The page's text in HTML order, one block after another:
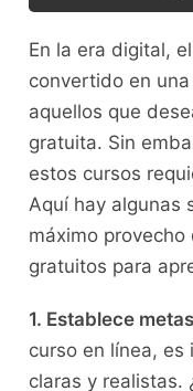
En la era digital,
convertido en⁤
aquellos ‍que
gratuita.⁢ Sin
estos cursos
Aquí hay algunas⁤
máximo
gratuitos para⁣
1. Establece
curso ‍en línea,
claras y realistas.